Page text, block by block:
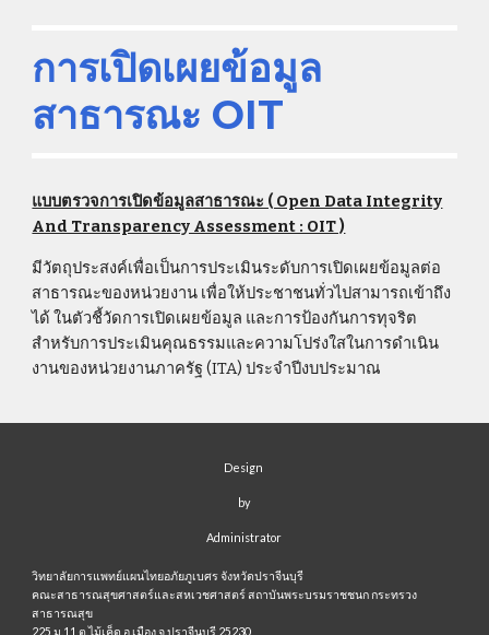
การเปิดเผยข้อมูล
สาธารณะ OIT
แบบตรวจการเปิดข้อมูลสาธารณะ ( Open Data Integrity
And Transparency Assessment : OIT )
มีวัตถุประสงค์เพื่อเป็นการประเมินระดับการเปิดเผยข้อมูลต่อ
สาธารณะของหน่วยงาน เพื่อให้ประชาชนทั่วไปสามารถเข้าถึง
ได้ ในตัวชี้วัดการเปิดเผยข้อมูล และการป้องกันการทุจริต
สำหรับการประเมินคุณธรรมและความโปร่งใสในการดำเนิน
งานของหน่วยงานภาครัฐ (ITA) ประจำปีงบประมาณ
Design
by
Administrator
วิทยาลัยการแพทย์แผนไทยอภัยภูเบศร จังหวัดปราจีนบุรี
คณะสาธารณสุขศาสตร์และสหเวชศาสตร์ สถาบันพระบรมราชชนก กระทรวง
สาธารณสุข
225 ม.11 ต.ไม้เค็ด อ.เมือง จ.ปราจีนบุรี 25230